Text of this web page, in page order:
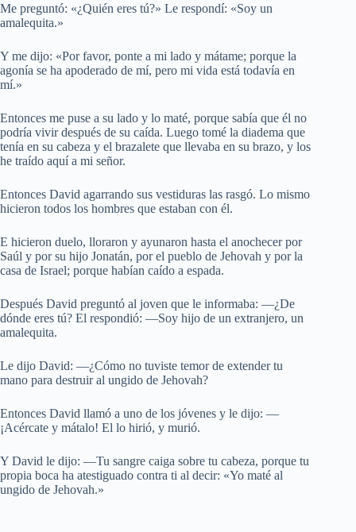
Me preguntó: «¿Quién eres tú?» Le respondí: «Soy un
amalequita.»
Y me dijo: «Por favor, ponte a mi lado y mátame; porque la
agonía se ha apoderado de mí, pero mi vida está todavía en
mí.»
Entonces me puse a su lado y lo maté, porque sabía que él no
podría vivir después de su caída. Luego tomé la diadema que
tenía en su cabeza y el brazalete que llevaba en su brazo, y los
he traído aquí a mi señor.
Entonces David agarrando sus vestiduras las rasgó. Lo mismo
hicieron todos los hombres que estaban con él.
E hicieron duelo, lloraron y ayunaron hasta el anochecer por
Saúl y por su hijo Jonatán, por el pueblo de Jehovah y por la
casa de Israel; porque habían caído a espada.
Después David preguntó al joven que le informaba: —¿De
dónde eres tú? El respondió: —Soy hijo de un extranjero, un
amalequita.
Le dijo David: —¿Cómo no tuviste temor de extender tu
mano para destruir al ungido de Jehovah?
Entonces David llamó a uno de los jóvenes y le dijo: —
¡Acércate y mátalo! El lo hirió, y murió.
Y David le dijo: —Tu sangre caiga sobre tu cabeza, porque tu
propia boca ha atestiguado contra ti al decir: «Yo maté al
ungido de Jehovah.»